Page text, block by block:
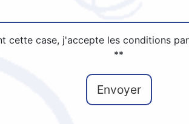
cette case, j'accepte les conditions
**
Envoyer